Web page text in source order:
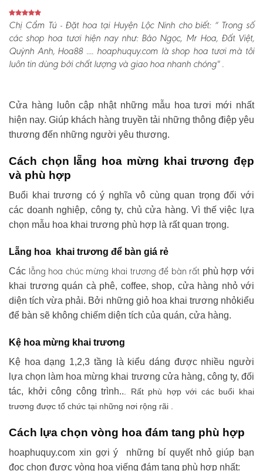
Chị Cẩm Tú - Đặt hoa tại Huyện Lộc Ninh cho biết:“ Trong số
các shop hoa tươi hiện nay như: Bảo Ngọc, Mr Hoa, Đất Việt,
Quỳnh Anh, Hoa88 .... hoaphuquy.com là shop hoa tươi mà tôi
luôn tin dùng bởi chất lượng và giao hoa nhanh chóng" .
Cửa hàng luôn cập nhật những mẫu hoa tươi mới nhất
hiện nay. Giúp khách hàng truyền tải những thông điệp yêu
thương đến những người yêu thương.
Cách chọn lẵng hoa mừng khai trương đẹp
và phù hợp
Buổi khai trương có ý nghĩa vô cùng quan trọng đối với
các doanh nghiệp, công ty, chủ cửa hàng. Vì thế việc lựa
chọn mẫu hoa khai trương phù hợp là rất quan trọng.
Lẵng hoa khai trương để bàn giá rẻ
Các lẵng hoa chúc mừng khai trương để bàn rất phù hợp với
khai trương quán cà phê, coffee, shop, cửa hàng nhỏ với
diện tích vừa phải. Bởi những giỏ hoa khai trương nhỏkiểu
để bàn sẽ không chiếm diện tích của quán, cửa hàng.
Kệ hoa mừng khai trương
Kệ hoa dạng 1,2,3 tầng là kiểu dáng được nhiều người
lựa chọn làm hoa mừng khai trương cửa hàng, công ty, đối
tác, khởi công công trình.. . Rất phù hợp với các buổi khai
trương được tổ chức tại những nơi rộng rãi .
Cách lựa chọn vòng hoa đám tang phù hợp
hoaphuquy.com xin gợi ý những bí quyết nhỏ giúp bạn
đọc chọn được vòng hoa viếng đám tang phù hợp nhất: